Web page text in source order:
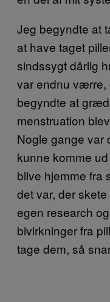
Jeg begyndte at
at have taget
sindssygt dårlig
var endnu værre,
begyndte at
menstruation
Nogle gange var
kunne komme
blive hjemme fra
det var, der
egen research
bivirkninger fra
tage dem, så